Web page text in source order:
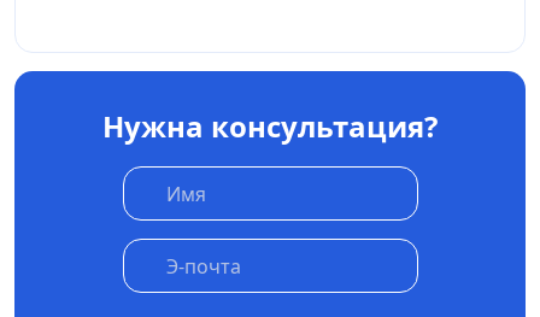
Нужна консультация?